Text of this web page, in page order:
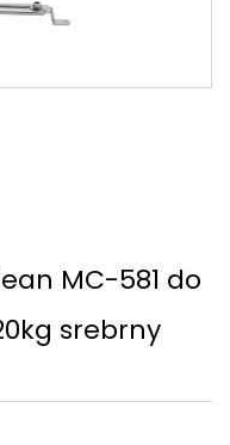
MC-581 do
srebrny